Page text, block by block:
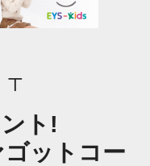
ト!
ットコー